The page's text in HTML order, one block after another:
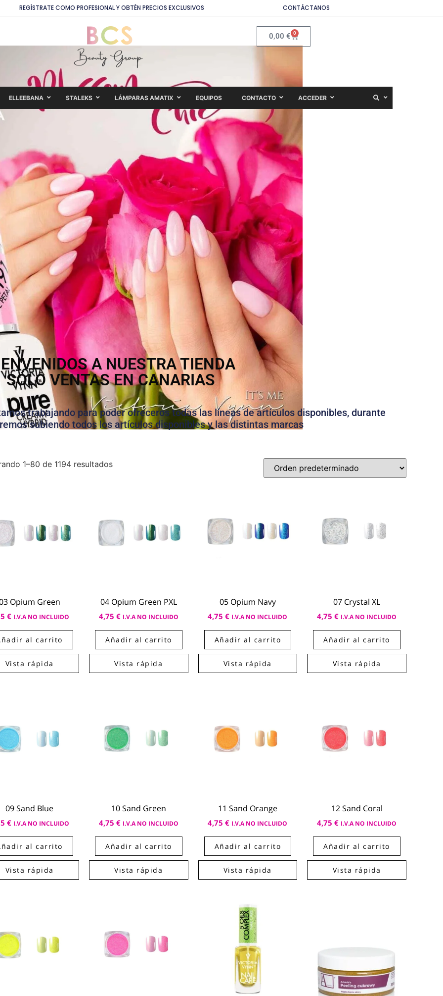
REGÍSTRATE COMO PROFESIONAL Y OBTÉN PRECIOS EXCLUSIVOS CONTÁCTANOS
0,00 € 0
ELLEEBANA STALEKS LÁMPARAS AMATIX EQUIPOS CONTACTO ACCEDER
A NUESTRA TIENDA
SÓLO VENTAS EN CANARIAS
trabajando para poder ofreceros todas las líneas de artículos disponibles, durante
subiendo todos los artículos disponibles y las distintas marcas
1–80 de 1194 resultados
Opium Green
€ I.V.A NO INCLUIDO
al carrito
Vista rápida
04 Opium Green PXL
4,75 € I.V.A NO INCLUIDO
Añadir al carrito
Vista rápida
05 Opium Navy
4,75€ I.V.A NO INCLUIDO
Añadir al carrito
Vista rápida
07 Crystal XL
4,75€ I.V.A NO INCLUIDO
Añadir al carrito
Vista rápida
09 Sand Blue
€ I.V.A NO INCLUIDO
al carrito
Vista rápida
10 Sand Green
4,75 € I.V.A NO INCLUIDO
Añadir al carrito
Vista rápida
11 Sand Orange
4,75€ I.V.A NO INCLUIDO
Añadir al carrito
Vista rápida
12 Sand Coral
4,75€ I.V.A NO INCLUIDO
Añadir al carrito
Vista rápida